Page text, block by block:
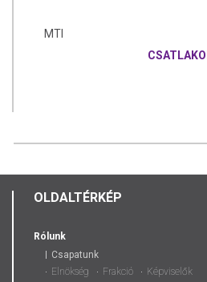
MTI
OLDALTÉRKÉP
Rólunk
Csapatunk
Elnökség
Frakció
Képviselők